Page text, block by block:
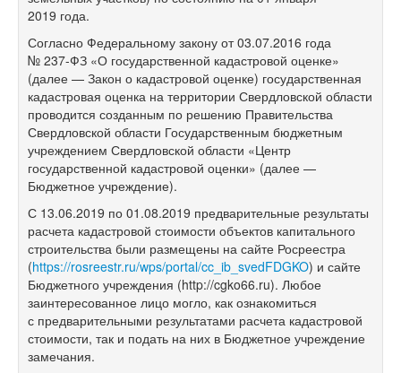
2019 года.
Согласно Федеральному закону от 03.07.2016 года
№ 237-ФЗ «О государственной кадастровой оценке»
(далее — Закон о кадастровой оценке) государственная
кадастровая оценка на территории Свердловской области
проводится созданным по решению Правительства
Свердловской области Государственным бюджетным
учреждением Свердловской области «Центр
государственной кадастровой оценки» (далее —
Бюджетное учреждение).
С 13.06.2019 по 01.08.2019 предварительные результаты
расчета кадастровой стоимости объектов капитального
строительства были размещены на сайте Росреестра
(https://rosreestr.ru/wps/portal/cc_ib_svedFDGKO) и сайте
Бюджетного учреждения (http://cgko66.ru). Любое
заинтересованное лицо могло, как ознакомиться
с предварительными результатами расчета кадастровой
стоимости, так и подать на них в Бюджетное учреждение
замечания.